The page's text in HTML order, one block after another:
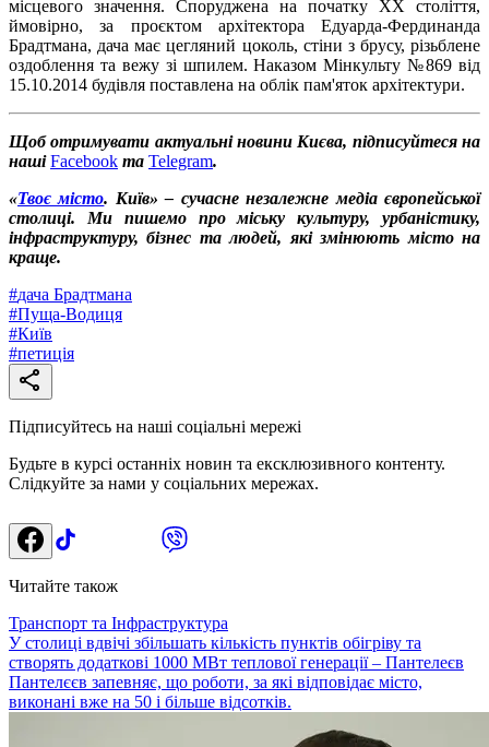
місцевого значення. Споруджена на початку ХХ століття,
ймовірно, за проєктом архітектора Едуарда-Фердинанда
Брадтмана, дача має цегляний цоколь, стіни з брусу, різьблене
оздоблення та вежу зі шпилем. Наказом Мінкульту №869 від
15.10.2014 будівля поставлена на облік пам'яток архітектури.
Щоб отримувати актуальні новини Києва, підписуйтеся на
нашіFacebook та Telegram.
«Твоє місто. Київ» – сучасне незалежне медіа європейської
столиці. Ми пишемо про міську культуру, урбаністику,
інфраструктуру, бізнес та людей, які змінюють місто на
краще.
#дача Брадтмана
#Пуща-Водиця
#Київ
#петиція
Підписуйтесь на наші соціальні мережі
Будьте в курсі останніх новин та ексклюзивного контенту.
Слідкуйте за нами у соціальних мережах.
Читайте також
Транспорт та Інфраструктура
У столиці вдвічі збільшать кількість пунктів обігріву та
створять додаткові 1000 МВт теплової генерації – Пантелеєв
Пантелєєв запевняє, що роботи, за які відповідає місто,
виконані вже на 50 і більше відсотків.